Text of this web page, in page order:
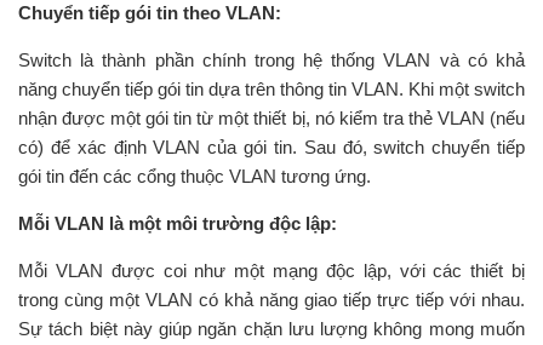
Chuyển tiếp gói tin theo VLAN:
Switch là thành phần chính trong hệ thống VLAN và có khả
năng chuyển tiếp gói tin dựa trên thông tin VLAN. Khi một switch
nhận được một gói tin từ một thiết bị, nó kiểm tra thẻ VLAN (nếu
có) để xác định VLAN của gói tin. Sau đó, switch chuyển tiếp
gói tin đến các cổng thuộc VLAN tương ứng.
Mỗi VLAN là một môi trường độc lập:
Mỗi VLAN được coi như một mạng độc lập, với các thiết bị
trong cùng một VLAN có khả năng giao tiếp trực tiếp với nhau.
Sự tách biệt này giúp ngăn chặn lưu lượng không mong muốn